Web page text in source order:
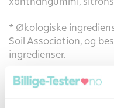
* Økologiske
Soil Association, og
ingredienser.
Produktnr. 9100